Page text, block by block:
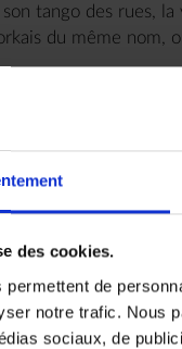
des cookies.
permettent de
notre trafic. Nous
sociaux, de
tango des rues,
du même nom,
Hotel
Aires
en service
du marché et
Rio Parana, puis
Tigre et